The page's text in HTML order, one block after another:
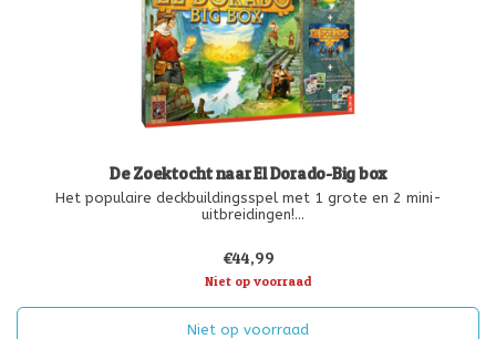
De Zoektocht naar El Dorado-Big box
Het populaire deckbuildingsspel met 1 grote en 2 mini-
uitbreidingen!
expeditiekaarten, en de uitbreiding “Helden & Demonen”. Deze
grote
€44,99
Niet op voorraad
Niet op voorraad